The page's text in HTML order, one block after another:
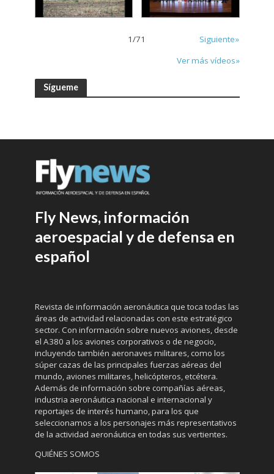
1/71
Siguiente»
Ver más vídeos»
Sígueme
Fly News, información
aeroespacial y de defensa en
español
Revista de información aeronáutica que toca todas las
áreas de actividad relacionadas con este estratégico
sector. Con información sobre nuevos aviones, desde
el A380 a los aviones corporativos o de negocio,
incluyendo también aeronaves militares, como los
súper cazas de las principales fuerzas aéreas del
mundo, aviones militares, helicópteros, etcétera.
Además de información sobre compañías aéreas,
industria aeronáutica nacional e internacional y
reportajes de interés humano, para los que
seleccionamos a los personajes más representativos
de la actividad aeronáutica en todas sus vertientes.
QUIÉNES SOMOS